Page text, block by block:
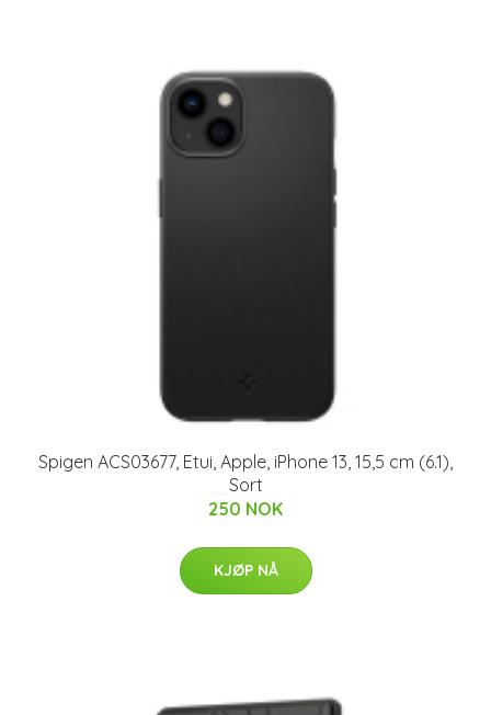
Spigen ACS03677, Etui, Apple, iPhone 13, 15,5 cm (6.1),
Sort
250 NOK
KJØP NÅ